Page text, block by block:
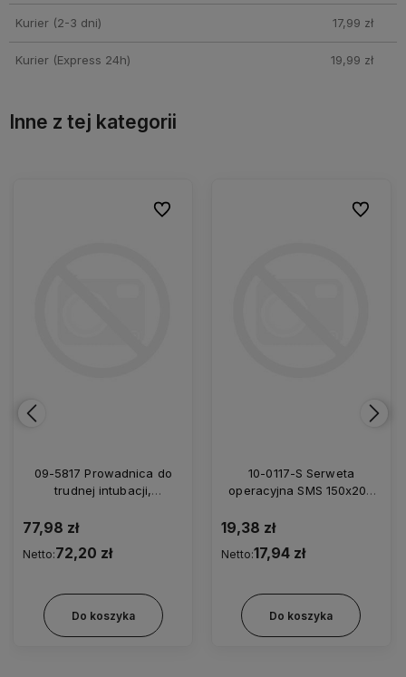
Kurier (2-3 dni) 17,99 zł
Kurier (Express 24h) 19,99 zł
Inne z tej kategorii
09-5817 Prowadnica do
trudnej intubacji,
jednorazowa z futerałem
77,98 zł
Netto:72,20 zł
Do koszyka
Do ulubionych
Do ulubionych
10-0117-S Serweta
operacyjna SMS 150x200
19,38 zł
Netto:17,94 zł
Do koszyka
Do
Do